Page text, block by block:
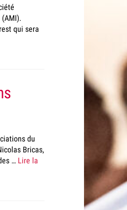
qui sera
du
Bricas,
… Lire la